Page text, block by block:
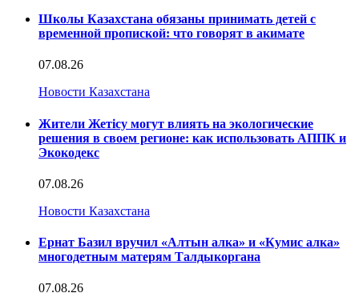
Школы Казахстана обязаны принимать детей с
временной пропиской: что говорят в акимате
07.08.26
Новости Казахстана
Жители Жетісу могут влиять на экологические
решения в своем регионе: как использовать АППК и
Экокодекс
07.08.26
Новости Казахстана
Ернат Базил вручил «Алтын алка» и «Кумис алка»
многодетным матерям Талдыкоргана
07.08.26